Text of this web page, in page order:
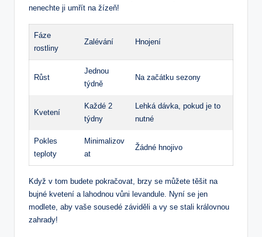
nenechte ji umřít na žízeň!
Fáze
rostliny
Zalévání Hnojení
Růst
Jednou
týdně
Na začátku sezony
Kvetení
Každé 2
týdny
Lehká dávka, pokud je to
nutné
Pokles
teploty
Minimalizov
at
Žádné hnojivo
Když v tom budete pokračovat, brzy se můžete těšit na
bujné kvetení a lahodnou vůni levandule. Nyní se jen
modlete, aby vaše sousedé záviděli a vy se stali královnou
zahrady!